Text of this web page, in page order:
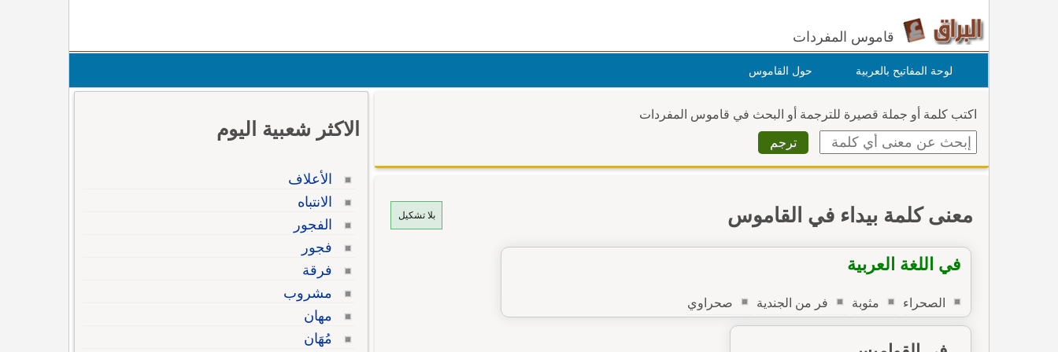
قاموس المفردات
لوحة المفاتيح بالعربية حول القاموس
اكتب كلمة أو جملة قصيرة للترجمة أو البحث في قاموس المفردات
بلا تشكيل معنى كلمة بيداء في القاموس
في اللغة العربية
الصحراء مثوبة فر من الجندية صحراوي
الاكثر شعبية اليوم
الأعلاف
الانتباه
الفجور
فجور
فرقة
مشروب
مهان
مُهَان